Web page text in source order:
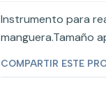
Instrumento para
manguera.Tamaño
COMPARTIR ESTE